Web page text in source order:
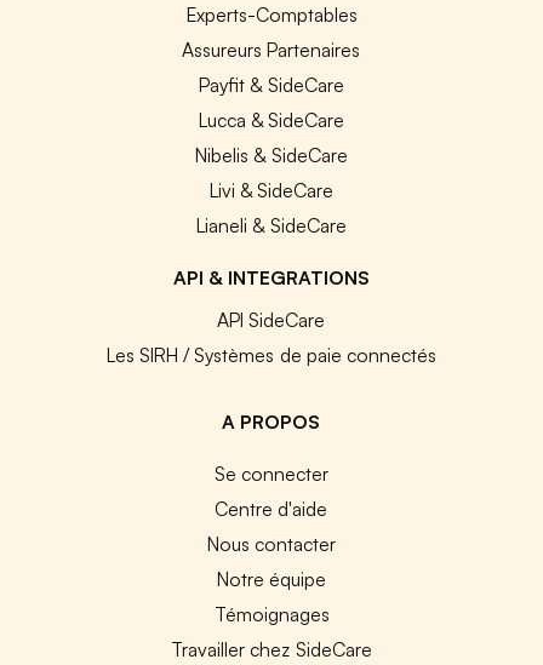
Experts-Comptables
Assureurs Partenaires
Payfit & SideCare
Lucca & SideCare
Nibelis & SideCare
Livi & SideCare
Lianeli & SideCare
API & INTEGRATIONS
API SideCare
Les SIRH / Systèmes de paie connectés
A PROPOS
Se connecter
Centre d'aide
Nous contacter
Notre équipe
Témoignages
Travailler chez SideCare